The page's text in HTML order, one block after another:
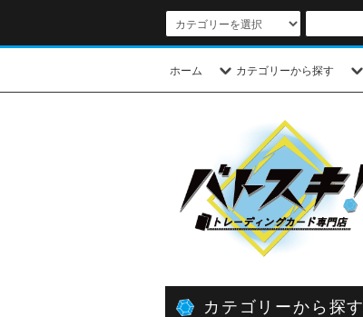
ホーム カテゴリーから探す
カテゴリーから探す